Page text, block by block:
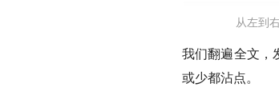
从左到
我们翻遍全文，
或少都沾点。